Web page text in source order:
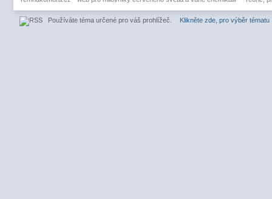
Používáte téma určené pro váš prohlížeč. Klikněte zde, pro výběr tématu